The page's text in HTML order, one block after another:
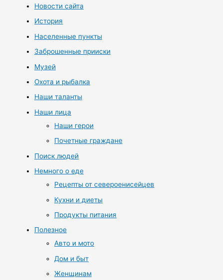
Новости сайта
История
Населенные пункты
Заброшенные прииски
Музей
Охота и рыбалка
Наши таланты
Наши лица
Наши герои
Почетные граждане
Поиск людей
Немного о еде
Рецепты от североенисейцев
Кухни и диеты
Продукты питания
Полезное
Авто и мото
Дом и быт
Женщинам